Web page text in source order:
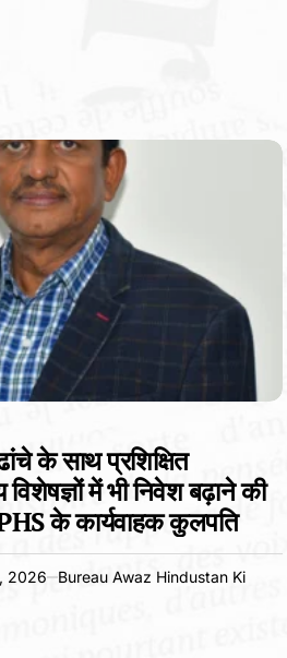
के साथ प्रशिक्षित
विशेषज्ञों में भी निवेश बढ़ाने की
के कार्यवाहक कुलपति
2026 Bureau Awaz Hindustan Ki